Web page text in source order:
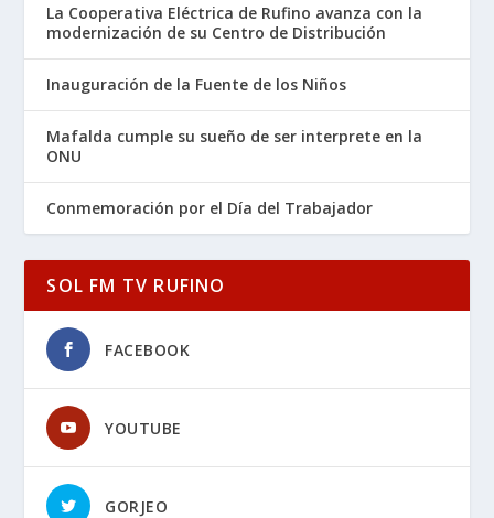
La Cooperativa Eléctrica de Rufino avanza con la
modernización de su Centro de Distribución
Inauguración de la Fuente de los Niños
Mafalda cumple su sueño de ser interprete en la
ONU
Conmemoración por el Día del Trabajador
SOL FM TV RUFINO
FACEBOOK
YOUTUBE
GORJEO